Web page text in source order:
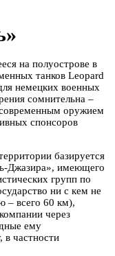
на полуострове в
танков Leopard
немецких военных
сомнительна –
оружием
спонсоров
базируется
Джазира», имеющего
групп по
ни с кем не
– всего 60 км),
через
ему
в частности